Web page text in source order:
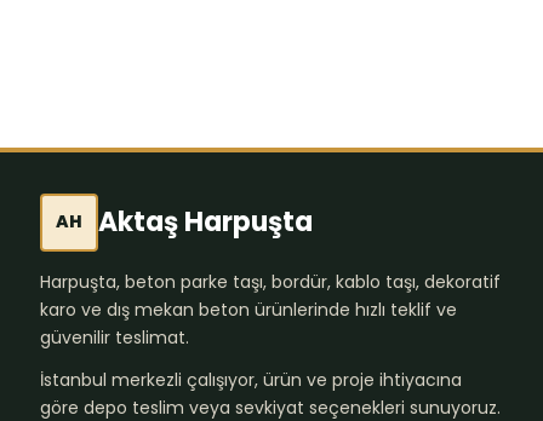
AH Aktaş Harpuşta
Harpuşta, beton parke taşı, bordür, kablo taşı, dekoratif
karo ve dış mekan beton ürünlerinde hızlı teklif ve
güvenilir teslimat.
İstanbul merkezli çalışıyor, ürün ve proje ihtiyacına
göre depo teslim veya sevkiyat seçenekleri sunuyoruz.